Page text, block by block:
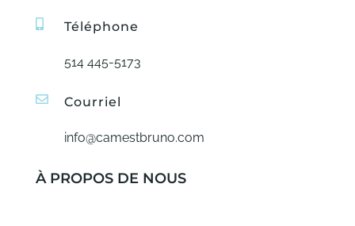
Téléphone
514 445-5173
Courriel
info@camestbruno.com
À PROPOS DE NOUS